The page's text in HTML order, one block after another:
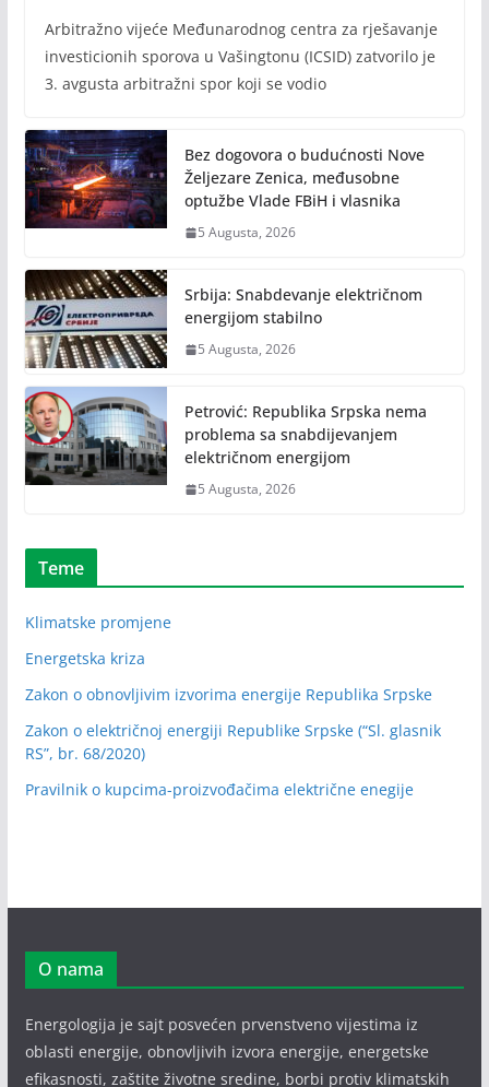
Arbitražno vijeće Međunarodnog centra za rješavanje
investicionih sporova u Vašingtonu (ICSID) zatvorilo je
3. avgusta arbitražni spor koji se vodio
Bez dogovora o budućnosti Nove
Željezare Zenica, međusobne
optužbe Vlade FBiH i vlasnika
5 Augusta, 2026
Srbija: Snabdevanje električnom
energijom stabilno
5 Augusta, 2026
Petrović: Republika Srpska nema
problema sa snabdijevanjem
električnom energijom
5 Augusta, 2026
Teme
Klimatske promjene
Energetska kriza
Zakon o obnovljivim izvorima energije Republika Srpske
Zakon o električnoj energiji Republike Srpske (“Sl. glasnik
RS”, br. 68/2020)
Pravilnik o kupcima-proizvođačima električne enegije
O nama
Energologija je sajt posvećen prvenstveno vijestima iz
oblasti energije, obnovljivih izvora energije, energetske
efikasnosti, zaštite životne sredine, borbi protiv klimatskih